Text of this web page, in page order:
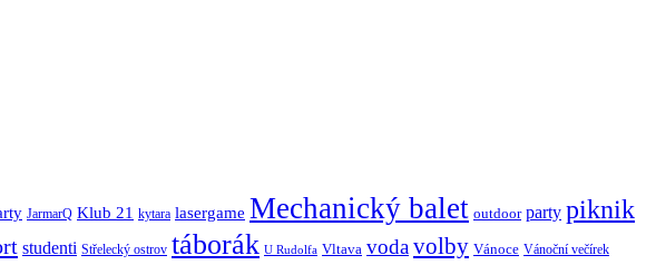
JarmarQ Klub 21 kytara lasergame Mechanický balet outdoor party piknik
studenti Střelecký ostrov táborák U Rudolfa Vltava vodavolby Vánoce Vánoční večírek